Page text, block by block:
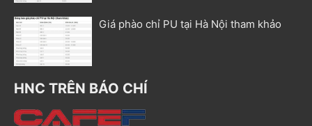
Giá phào chỉ PU tại Hà Nội tham khảo
HNC TRÊN BÁO CHÍ